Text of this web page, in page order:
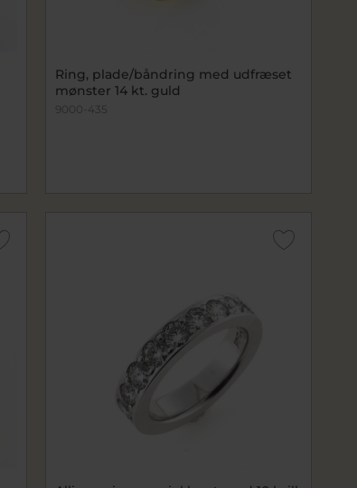
Ring, plade/båndring med udfræset
mønster 14 kt. guld
9000-435